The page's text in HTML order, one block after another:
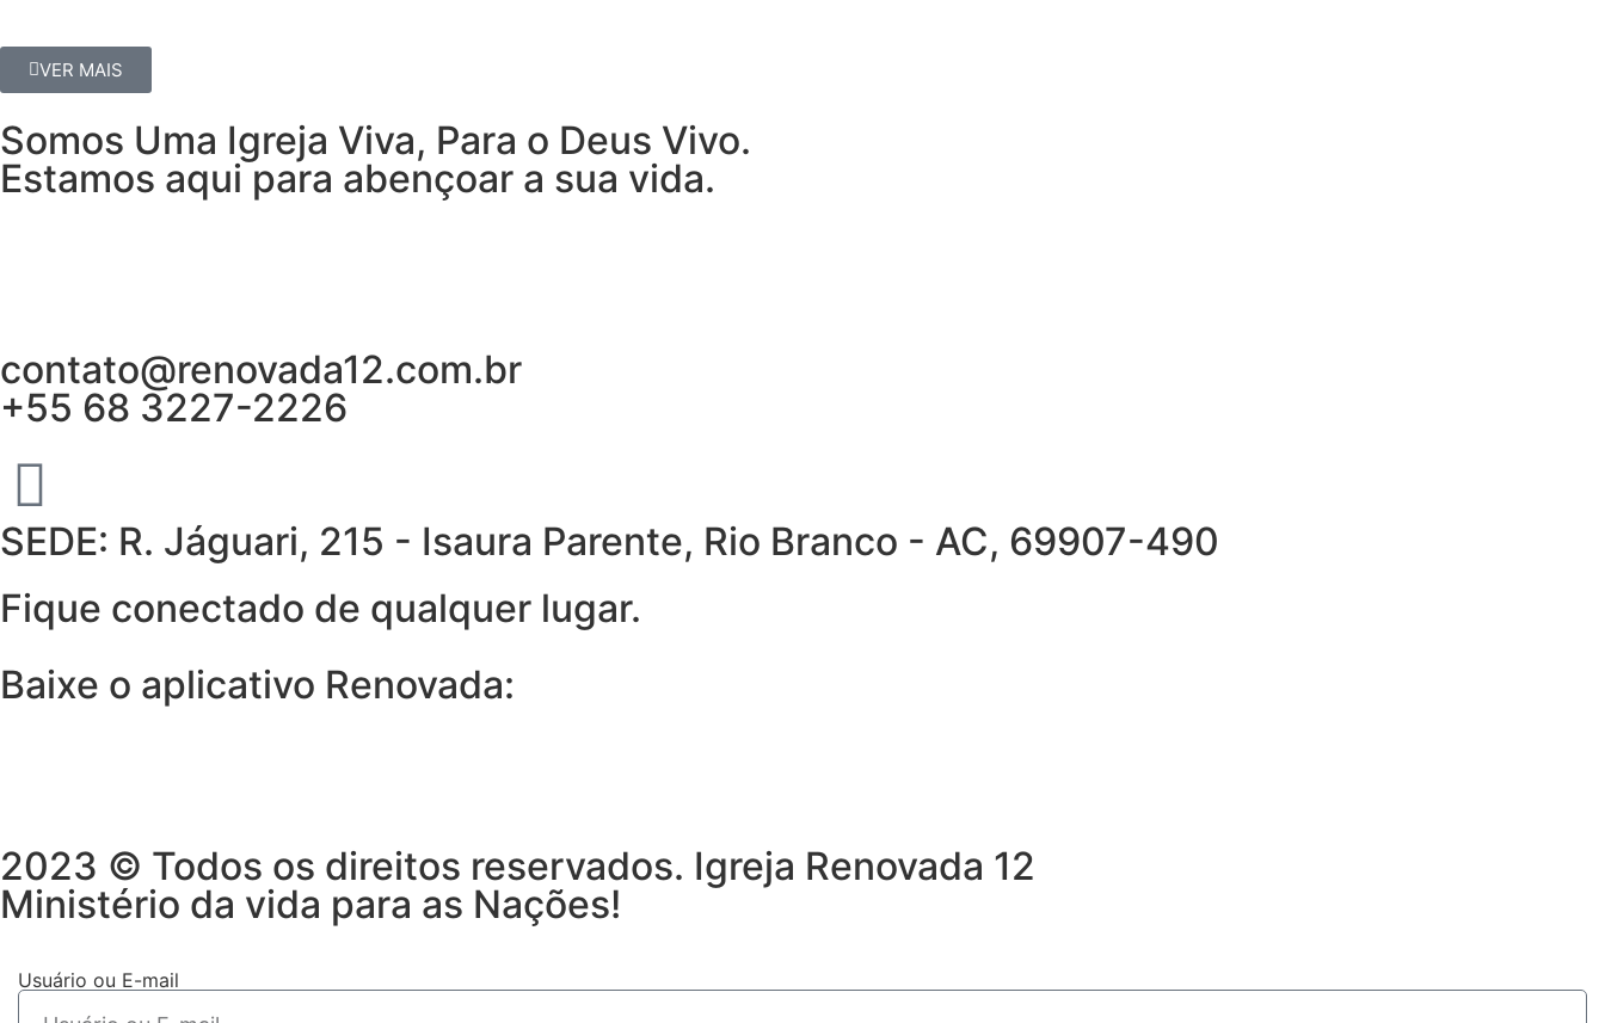
VER MAIS
Somos Uma Igreja Viva, Para o Deus Vivo.
Estamos aqui para abençoar a sua vida.
contato@renovada12.com.br
+55 68 3227-2226
SEDE: R. Jáguari, 215 - Isaura Parente, Rio Branco - AC, 69907-490
Fique conectado de qualquer lugar.
Baixe o aplicativo Renovada:
2023 © Todos os direitos reservados. Igreja Renovada 12
Ministério da vida para as Nações!
Usuário ou E-mail